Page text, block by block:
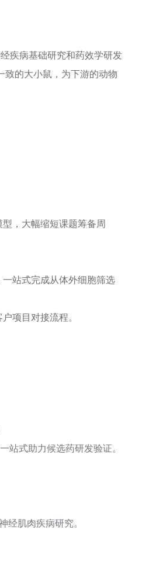
疾病基础研究和药效学研发
致的大小鼠，为下游的动物
，大幅缩短课题筹备周
站式完成从体外细胞筛选
项目对接流程。
站式助力候选药研发验证。
经肌肉疾病研究。